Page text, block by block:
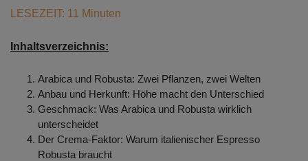
LESEZEIT: 11 Minuten
Inhaltsverzeichnis:
Arabica und Robusta: Zwei Pflanzen, zwei Welten
Anbau und Herkunft: Höhe macht den Unterschied
Geschmack: Was Arabica und Robusta wirklich
unterscheidet
Der Crema-Faktor: Warum italienischer Espresso
Robusta braucht